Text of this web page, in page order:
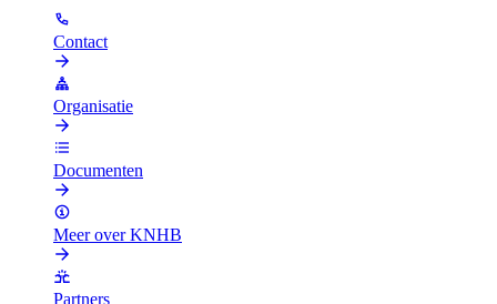
Contact
Organisatie
Documenten
Meer over KNHB
Partners